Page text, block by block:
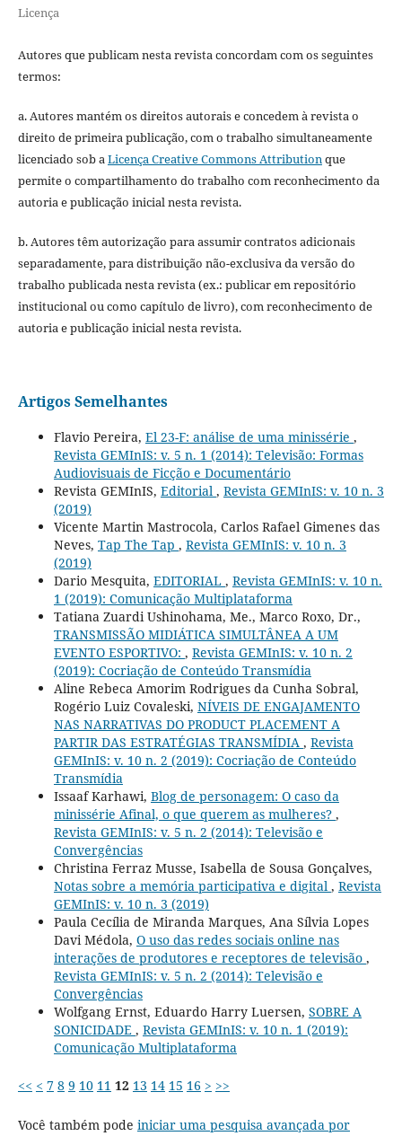
Licença
Autores que publicam nesta revista concordam com os seguintes
termos:
a. Autores mantém os direitos autorais e concedem à revista o
direito de primeira publicação, com o trabalho simultaneamente
licenciado sob a Licença Creative Commons Attribution que
permite o compartilhamento do trabalho com reconhecimento da
autoria e publicação inicial nesta revista.
b. Autores têm autorização para assumir contratos adicionais
separadamente, para distribuição não-exclusiva da versão do
trabalho publicada nesta revista (ex.: publicar em repositório
institucional ou como capítulo de livro), com reconhecimento de
autoria e publicação inicial nesta revista.
Artigos Semelhantes
Flavio Pereira, El 23-F: análise de uma minissérie ,
Revista GEMInIS: v. 5 n. 1 (2014): Televisão: Formas
Audiovisuais de Ficção e Documentário
Revista GEMInIS, Editorial , Revista GEMInIS: v. 10 n. 3
(2019)
Vicente Martin Mastrocola, Carlos Rafael Gimenes das
Neves, Tap The Tap , Revista GEMInIS: v. 10 n. 3
(2019)
Dario Mesquita, EDITORIAL , Revista GEMInIS: v. 10 n.
1 (2019): Comunicação Multiplataforma
Tatiana Zuardi Ushinohama, Me., Marco Roxo, Dr.,
TRANSMISSÃO MIDIÁTICA SIMULTÂNEA A UM
EVENTO ESPORTIVO: , Revista GEMInIS: v. 10 n. 2
(2019): Cocriação de Conteúdo Transmídia
Aline Rebeca Amorim Rodrigues da Cunha Sobral,
Rogério Luiz Covaleski, NÍVEIS DE ENGAJAMENTO
NAS NARRATIVAS DO PRODUCT PLACEMENT A
PARTIR DAS ESTRATÉGIAS TRANSMÍDIA , Revista
GEMInIS: v. 10 n. 2 (2019): Cocriação de Conteúdo
Transmídia
Issaaf Karhawi, Blog de personagem: O caso da
minissérie Afinal, o que querem as mulheres? ,
Revista GEMInIS: v. 5 n. 2 (2014): Televisão e
Convergências
Christina Ferraz Musse, Isabella de Sousa Gonçalves,
Notas sobre a memória participativa e digital , Revista
GEMInIS: v. 10 n. 3 (2019)
Paula Cecília de Miranda Marques, Ana Sílvia Lopes
Davi Médola, O uso das redes sociais online nas
interações de produtores e receptores de televisão ,
Revista GEMInIS: v. 5 n. 2 (2014): Televisão e
Convergências
Wolfgang Ernst, Eduardo Harry Luersen, SOBRE A
SONICIDADE , Revista GEMInIS: v. 10 n. 1 (2019):
Comunicação Multiplataforma
<< < 7 8 9 10 11 12 13 14 15 16 > >>
Você também pode iniciar uma pesquisa avançada por